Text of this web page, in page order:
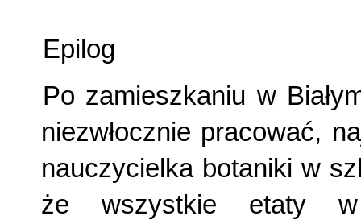
Epilog
Po zamieszkaniu w
niezwłocznie pracować,
nauczycielka botaniki w
że wszystkie etaty